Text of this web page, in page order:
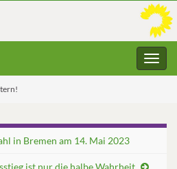
in Bremen am 14. Mai 2023
ist nur die halbe Wahrheit